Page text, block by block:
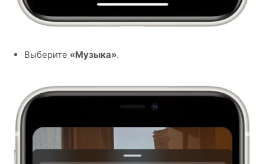
Выберите «Музыка».